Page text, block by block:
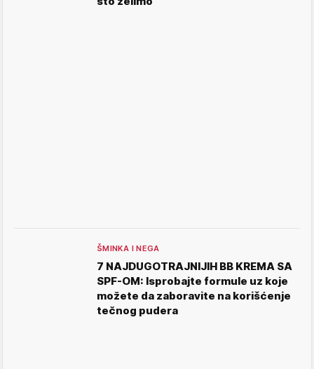
ŠMINKA I NEGA
7 NAJDUGOTRAJNIJIH BB KREMA SA
SPF-OM: Isprobajte formule uz koje
možete da zaboravite na korišćenje
tečnog pudera